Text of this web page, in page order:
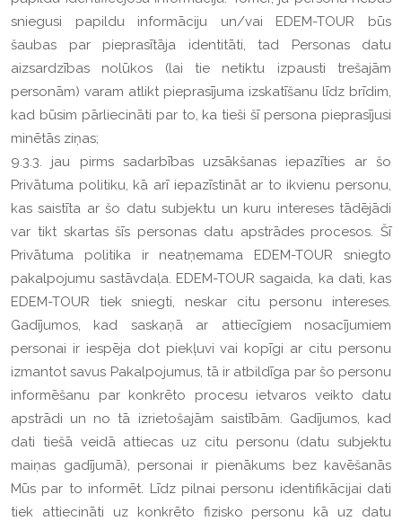
sniegusi papildu informāciju un/vai EDEM-TOUR būs
šaubas par pieprasītāja identitāti, tad Personas datu
aizsardzības nolūkos (lai tie netiktu izpausti trešajām
personām) varam atlikt pieprasījuma izskatīšanu līdz brīdim,
kad būsim pārliecināti par to, ka tieši šī persona pieprasījusi
minētās ziņas;
9.3.3. jau pirms sadarbības uzsākšanas iepazīties ar šo
Privātuma politiku, kā arī iepazīstināt ar to ikvienu personu,
kas saistīta ar šo datu subjektu un kuru intereses tādējādi
var tikt skartas šīs personas datu apstrādes procesos. Šī
Privātuma politika ir neatņemama EDEM-TOUR sniegto
pakalpojumu sastāvdaļa. EDEM-TOUR sagaida, ka dati, kas
EDEM-TOUR tiek sniegti, neskar citu personu intereses.
Gadījumos, kad saskaņā ar attiecīgiem nosacījumiem
personai ir iespēja dot piekļuvi vai kopīgi ar citu personu
izmantot savus Pakalpojumus, tā ir atbildīga par šo personu
informēšanu par konkrēto procesu ietvaros veikto datu
apstrādi un no tā izrietošajām saistībām. Gadījumos, kad
dati tiešā veidā attiecas uz citu personu (datu subjektu
maiņas gadījumā), personai ir pienākums bez kavēšanās
Mūs par to informēt. Līdz pilnai personu identifikācijai dati
tiek attiecināti uz konkrēto fizisko personu kā uz datu